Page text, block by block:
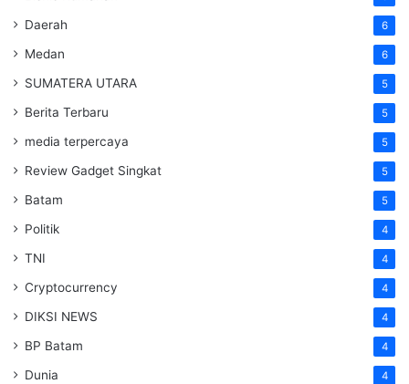
Daerah 6
Medan 6
SUMATERA UTARA 5
Berita Terbaru 5
media terpercaya 5
Review Gadget Singkat 5
Batam 5
Politik 4
TNI 4
Cryptocurrency 4
DIKSI NEWS 4
BP Batam 4
Dunia 4